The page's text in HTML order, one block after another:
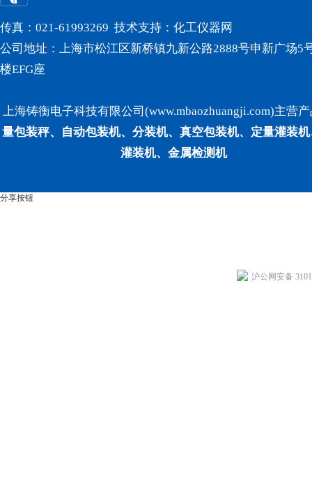
传真：021-61993269 技术支持： 化工仪器网
公司地址：上海市松江区新桥镇九新公路2888号申新广场5
楼EFG座
上海铸衡电子科技有限公司(www.mbaozhuangji.com)主营
量包装秤、自动包装机、分装机、真空包装机、定量灌装
灌装机、金属检测机
分享按钮
沪公网安备